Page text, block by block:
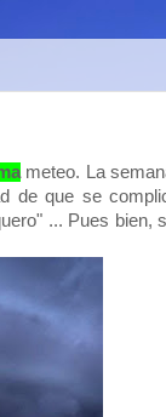
meteo. La
de que se
... Pues bien,